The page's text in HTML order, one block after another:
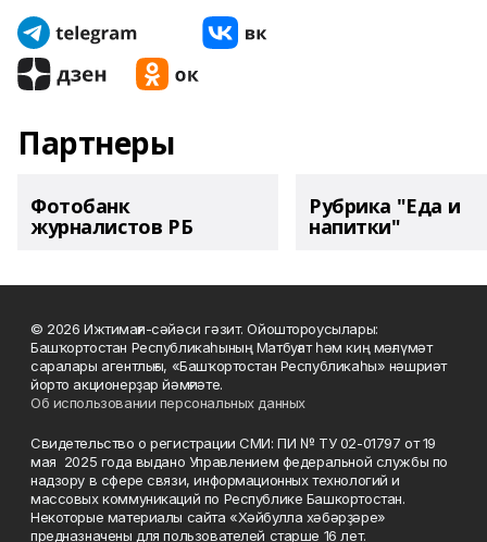
Партнеры
Фотобанк
журналистов РБ
Рубрика "Еда и
напитки"
© 2026 Ижтимағи-сәйәси гәзит. Ойоштороусылары:
Башҡортостан Республикаһының Матбуғат һәм киң мәғлүмәт
саралары агентлығы, «Башҡортостан Республикаһы» нәшриәт
йорто акционерҙар йәмғиәте.
Об использовании персональных данных
Свидетельство о регистрации СМИ: ПИ № ТУ 02-01797 от 19
мая 2025 года выдано Управлением федеральной службы по
надзору в сфере связи, информационных технологий и
массовых коммуникаций по Республике Башкортостан.
Некоторые материалы сайта «Хәйбулла хәбәрҙәре»
предназначены для пользователей старше 16 лет.